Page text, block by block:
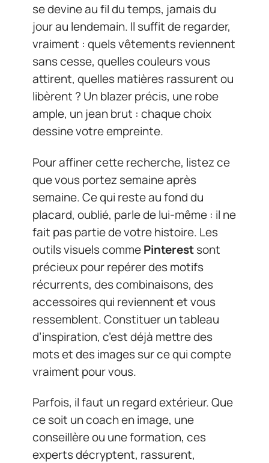
se devine au fil du temps, jamais du
jour au lendemain. Il suffit de regarder,
vraiment : quels vêtements reviennent
sans cesse, quelles couleurs vous
attirent, quelles matières rassurent ou
libèrent ? Un blazer précis, une robe
ample, un jean brut : chaque choix
dessine votre empreinte.
Pour affiner cette recherche, listez ce
que vous portez semaine après
semaine. Ce qui reste au fond du
placard, oublié, parle de lui-même : il ne
fait pas partie de votre histoire. Les
outils visuels commePinterestsont
précieux pour repérer des motifs
récurrents, des combinaisons, des
accessoires qui reviennent et vous
ressemblent. Constituer un tableau
d’inspiration, c’est déjà mettre des
mots et des images sur ce qui compte
vraiment pour vous.
Parfois, il faut un regard extérieur. Que
ce soit un coach en image, une
conseillère ou une formation, ces
experts décryptent, rassurent,